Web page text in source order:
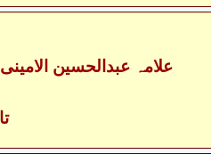
- علامہ عبدالحسین الامینی
-